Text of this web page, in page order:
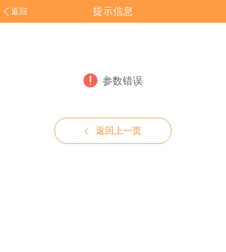
返回 提示信息
参数错误
返回上一页